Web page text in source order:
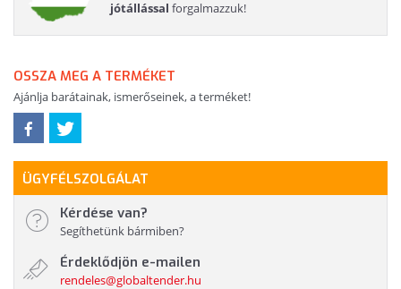
jótállással forgalmazzuk!
OSSZA MEG A TERMÉKET
Ajánlja barátainak, ismerőseinek, a terméket!
ÜGYFÉLSZOLGÁLAT
Kérdése van?
Segíthetünk bármiben?
Érdeklődjön e-mailen
rendeles@globaltender.hu